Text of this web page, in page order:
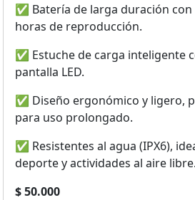
✅ Batería de larga duración con
horas de reproducción.
✅ Estuche de carga inteligente
pantalla LED.
✅ Diseño ergonómico y ligero,
para uso prolongado.
✅ Resistentes al agua (IPX6),
deporte y actividades al aire libre.
$ 50.000